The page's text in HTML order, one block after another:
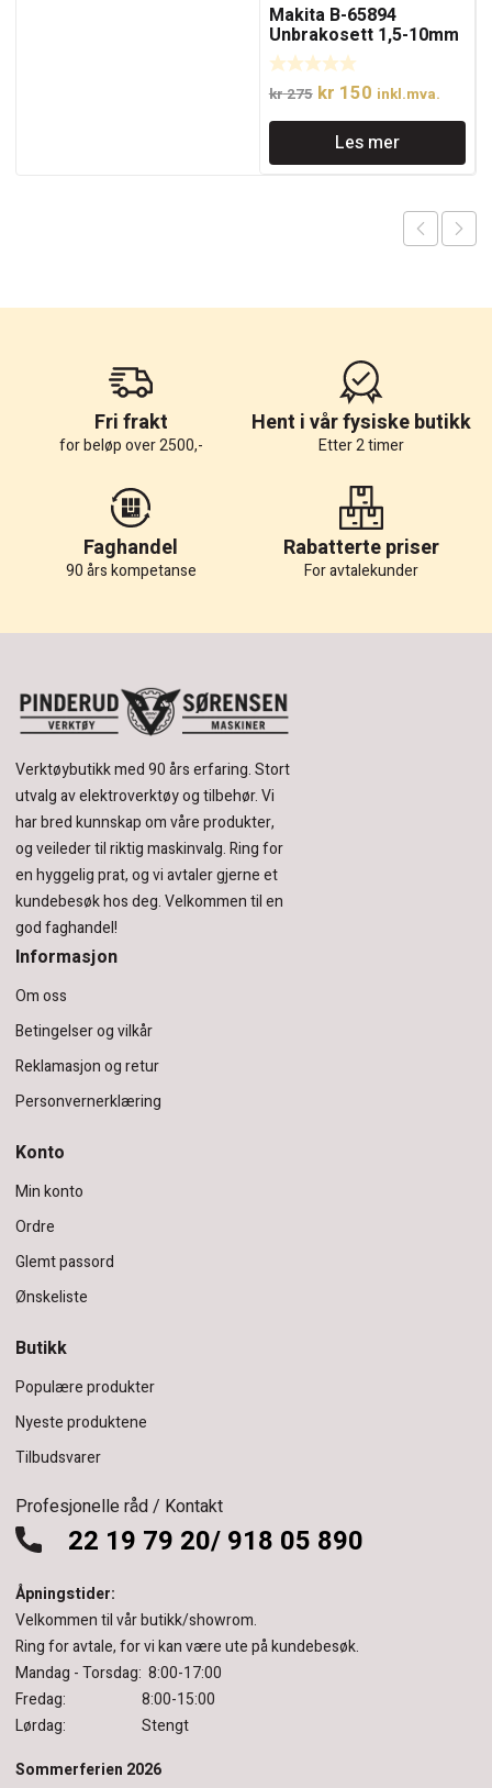
Makita B-65894
Unbrakosett 1,5-10mm
kr275 Opprinnelig
pris
var:
kr 275.
kr 150Nåværende
pris
er:
kr 150.
inkl.mva.
Les mer
Fri frakt
for beløp over 2500,-
Hent i vår fysiske butikk
Etter 2 timer
Faghandel
90 års kompetanse
Rabatterte priser
For avtalekunder
Verktøybutikk med 90 års erfaring.Stort
utvalg av elektroverktøy og tilbehør.Vi
har bred kunnskap om våre produkter,
og veileder til riktig maskinvalg. Ring for
en hyggelig prat, og vi avtaler gjerne et
kundebesøk hos deg.Velkommen til en
god faghandel!
Informasjon
Om oss
Betingelser og vilkår
Reklamasjon og retur
Personvernerklæring
Konto
Min konto
Ordre
Glemt passord
Ønskeliste
Butikk
Populære produkter
Nyeste produktene
Tilbudsvarer
Profesjonelle råd / Kontakt
22 19 79 20/ 918 05 890
Åpningstider:
Velkommen til vår butikk/showrom.
Ring for avtale, for vi kan være ute på kundebesøk.
Mandag - Torsdag: 8:00-17:00
Fredag: 8:00-15:00
Lørdag: Stengt
Sommerferien 2026